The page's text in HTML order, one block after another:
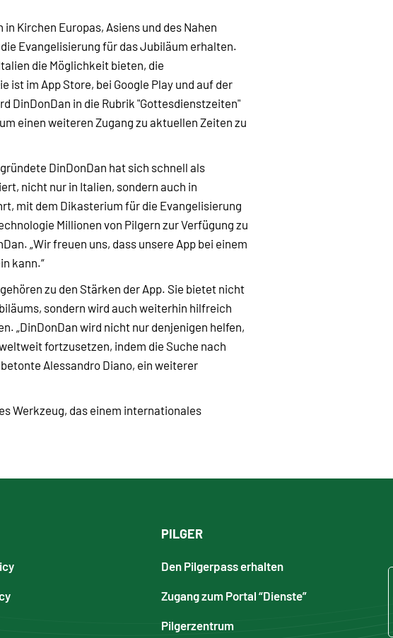
Kirchen Europas, Asiens und des Nahen
Evangelisierung für das Jubiläum erhalten.
die Möglichkeit bieten, die
im App Store, bei Google Play und auf der
DinDonDan in die Rubrik "Gottesdienstzeiten"
einen weiteren Zugang zu aktuellen Zeiten zu
DinDonDan hat sich schnell als
nicht nur in Italien, sondern auch in
mit dem Dikasterium für die Evangelisierung
Millionen von Pilgern zur Verfügung zu
„Wir freuen uns, dass unsere App bei einem
kann.“
zu den Stärken der App. Sie bietet nicht
sondern wird auch weiterhin hilfreich
„DinDonDan wird nicht nur denjenigen helfen,
fortzusetzen, indem die Suche nach
Alessandro Diano, ein weiterer
Werkzeug, das einem internationales
PILGER
Den Pilgerpass erhalten
Zugang zum Portal “Dienste”
Pilgerzentrum